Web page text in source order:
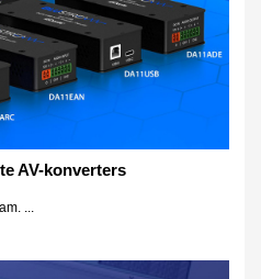
AV-konverters
...